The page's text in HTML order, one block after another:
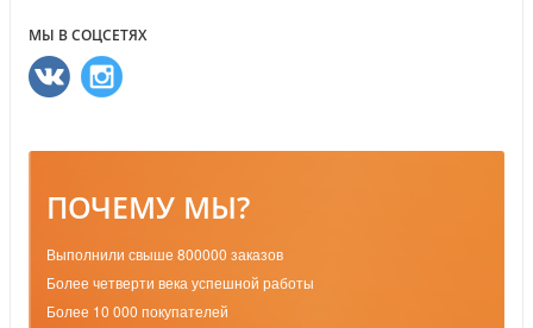
МЫ В СОЦСЕТЯХ
ПОЧЕМУ МЫ?
Выполнили свыше 800000 заказов
Более четверти века успешной работы
Более 10 000 покупателей